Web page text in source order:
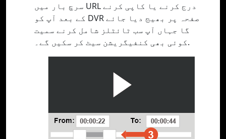
سرچ بار میں URL درج کرنے یا کاپی کرنے
کے بعد آپ کو DVR صفحہ پر بھیج دیا جائے
گا جہاں آپ سب ٹائٹلز شامل کرنے سمیت
کوئی بھی کنفیگریشن سیٹ کر سکیں گے۔.